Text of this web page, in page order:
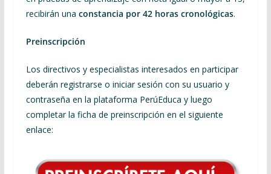
recibirán una constancia por 42 horas cronológicas.
Preinscripción
Los directivos y especialistas interesados en participar
deberán registrarse o iniciar sesión con su usuario y
contraseña en la plataforma PerúEduca y luego
completar la ficha de preinscripción en el siguiente
enlace: